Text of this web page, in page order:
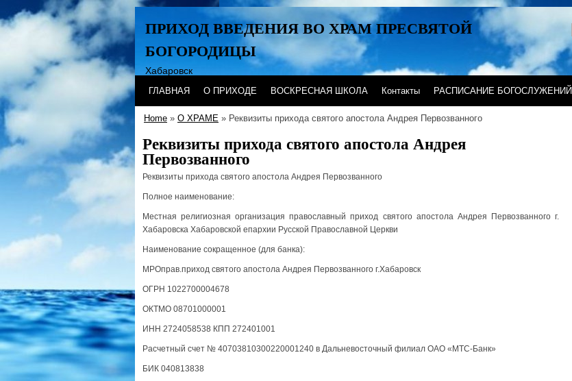
ПРИХОД ВВЕДЕНИЯ ВО ХРАМ ПРЕСВЯТОЙ
БОГОРОДИЦЫ
Хабаровск
ГЛАВНАЯ О ПРИХОДЕ ВОСКРЕСНАЯ ШКОЛА Контакты РАСПИСАНИЕ БОГОСЛУЖЕНИЙ
Home » О ХРАМЕ » Реквизиты прихода святого апостола Андрея Первозванного
Реквизиты прихода святого апостола Андрея
Первозванного
Реквизиты прихода святого апостола Андрея Первозванного
Полное наименование:
Местная религиозная организация православный приход святого апостола Андрея Первозванного г.
Хабаровска Хабаровской епархии Русской Православной Церкви
Наименование сокращенное (для банка):
МРОправ.приход святого апостола Андрея Первозванного г.Хабаровск
ОГРН 1022700004678
ОКТМО 08701000001
ИНН 2724058538 КПП 272401001
Расчетный счет № 40703810300220001240 в Дальневосточный филиал ОАО «МТС-Банк»
БИК 040813838